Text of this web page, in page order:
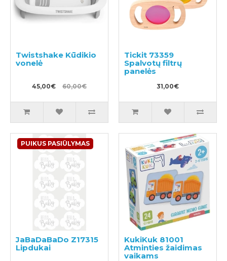
Twistshake Kūdikio
vonelė
45,00€ 60,00€
Tickit 73359
Spalvotų filtrų
panelės
31,00€
PUIKUS PASIŪLYMAS
JaBaDaBaDo Z17315
Lipdukai
KukiKuk 81001
Atminties žaidimas
vaikams